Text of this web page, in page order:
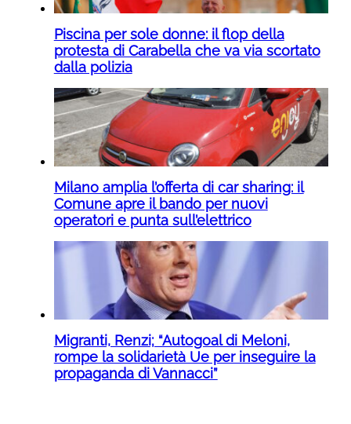
Piscina per sole donne: il flop della
protesta di Carabella che va via scortato
dalla polizia
Milano amplia l’offerta di car sharing: il
Comune apre il bando per nuovi
operatori e punta sull’elettrico
Migranti, Renzi; “Autogoal di Meloni,
rompe la solidarietà Ue per inseguire la
propaganda di Vannacci”